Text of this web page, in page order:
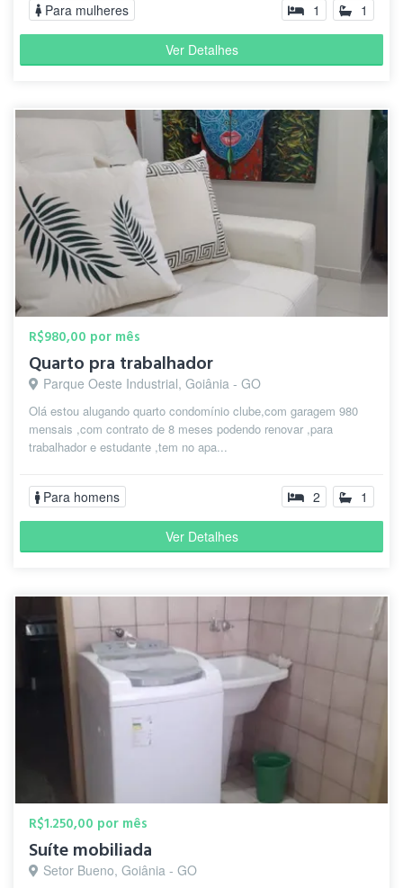
Para mulheres 1 1
Ver Detalhes
R$980,00 por mês
Quarto pra trabalhador
Parque Oeste Industrial, Goiânia - GO
Olá estou alugando quarto condomínio clube,com garagem 980
mensais ,com contrato de 8 meses podendo renovar ,para
trabalhador e estudante ,tem no apa...
Para homens 2 1
Ver Detalhes
R$1.250,00 por mês
Suíte mobiliada
Setor Bueno, Goiânia - GO